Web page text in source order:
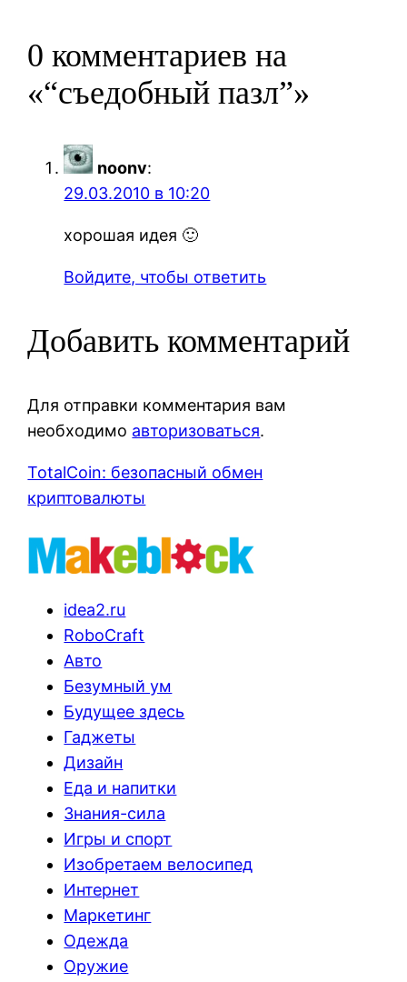
0 комментариев на
«“съедобный пазл”»
noonv:
29.03.2010 в 10:20
хорошая идея 🙂
Войдите, чтобы ответить
Добавить комментарий
Для отправки комментария вам
необходимо авторизоваться.
TotalCoin: безопасный обмен
криптовалюты
idea2.ru
RoboCraft
Авто
Безумный ум
Будущее здесь
Гаджеты
Дизайн
Еда и напитки
Знания-сила
Игры и спорт
Изобретаем велосипед
Интернет
Маркетинг
Одежда
Оружие